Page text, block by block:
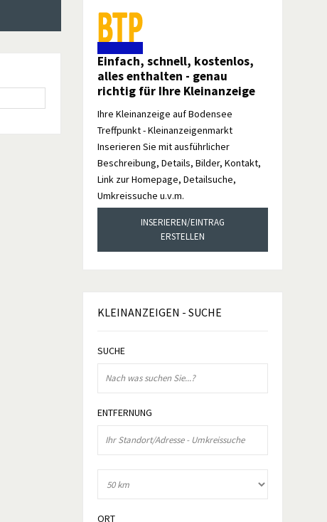
Einfach, schnell, kostenlos,
alles enthalten - genau
richtig für Ihre Kleinanzeige
Ihre Kleinanzeige auf Bodensee
Treffpunkt - Kleinanzeigenmarkt
Inserieren Sie mit ausführlicher
Beschreibung, Details, Bilder, Kontakt,
Link zur Homepage, Detailsuche,
Umkreissuche u.v.m.
INSERIEREN/EINTRAG
ERSTELLEN
KLEINANZEIGEN - SUCHE
SUCHE
ENTFERNUNG
ORT